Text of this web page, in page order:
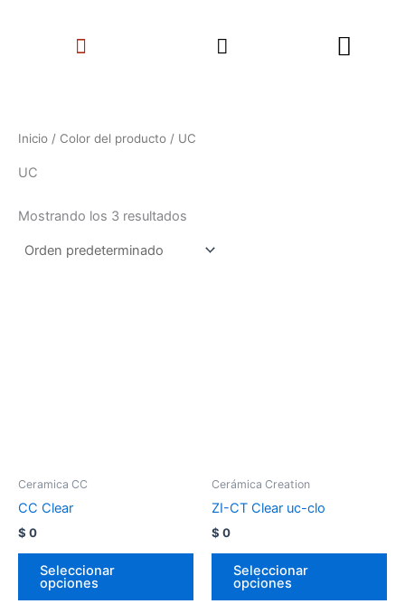
Menu Search
Inicio / Color del producto / UC
UC
Mostrando los 3 resultados
Ceramica CC
CC Clear
$ 0
Seleccionar
opciones
Cerámica Creation
ZI-CT Clear uc-clo
$ 0
Seleccionar
opciones